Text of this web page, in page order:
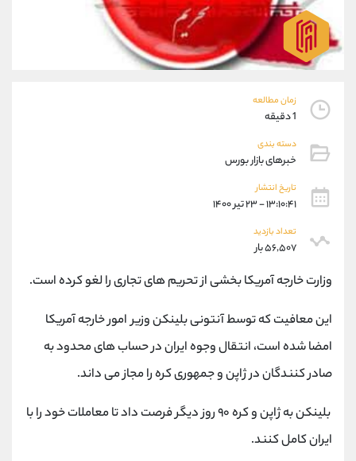
زمان مطالعه
1 دقیقه
دسته بندی
خبرهای بازار بورس
تاریخ انتشار
۱۳:۱۰:۴۱ - ۲۳ تیر ۱۴۰۰
تعداد بازدید
۵۶,۵۰۷ بار
وزارت خارجه آمریکا بخشی از تحریم های تجاری را لغو کرده است.
این معافیت که توسط آنتونی بلینکن وزیر امور خارجه آمریکا
امضا شده است، انتقال وجوه ایران در حساب های محدود به
صادر کنندگان در ژاپن و جمهوری کره را مجاز می داند.
بلینکن به ژاپن و کره ۹۰ روز دیگر فرصت داد تا معاملات خود را با
ایران کامل کنند.
09927779040
واتساپ
تلگرام @Armteam_admin_por
داخلی
پشتیبان فروش
واتساپ
داخلی
اطلاعات تماس
تلفن 021-22021040
اینستاگرام @alireza.mehrabii
کانال تلگرام @alirezamehrabi_com